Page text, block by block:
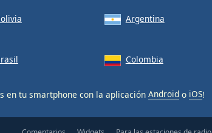
Argentina
Colombia
en tu smartphone con la aplicación Android o iOS!